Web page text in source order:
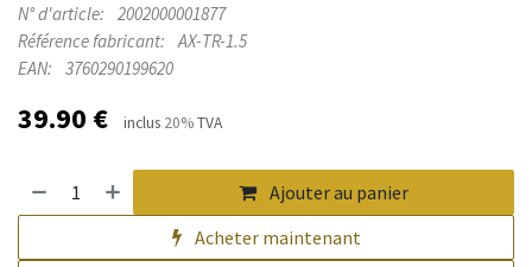
N° d'article:
2002000001877
Référence fabricant:
AX-TR-1.5
EAN:
3760290199620
39.90 € inclus 20%TVA
Ajouter au panier
Acheter maintenant